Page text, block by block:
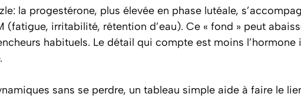
la progestérone, plus élevée en phase lutéale,
(fatigue, irritabilité, rétention d’eau). Ce « fond » peut
habituels. Le détail qui compte est moins l’hormone
sans se perdre, un tableau simple aide à faire le